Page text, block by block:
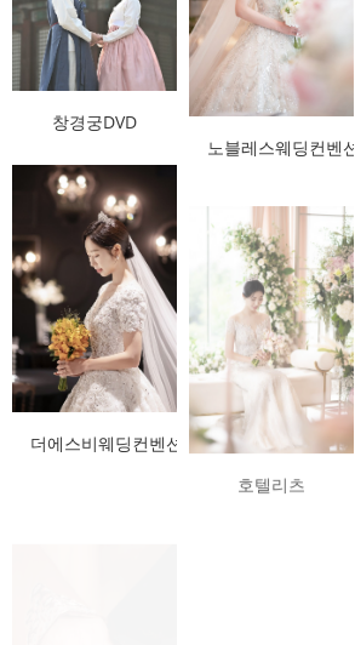
창경궁DVD
노블레스웨딩컨벤션
더에스비웨딩컨벤션